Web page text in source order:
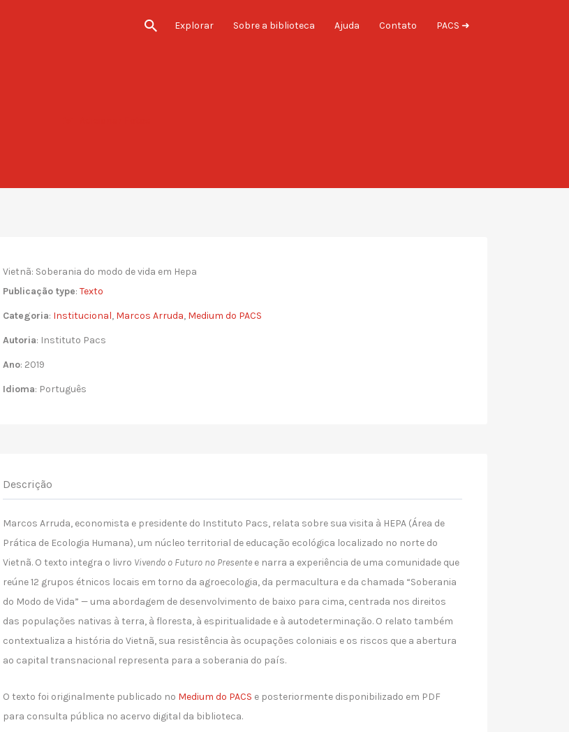
Explorar Sobre a biblioteca Ajuda Contato PACS ➜
Vietnã: Soberania do modo de vida em Hepa
Publicação type: Texto
Categoria: Institucional, Marcos Arruda, Medium do PACS
Autoria: Instituto Pacs
Ano: 2019
Idioma: Português
Descrição
Marcos Arruda, economista e presidente do Instituto Pacs, relata sobre sua visita à HEPA (Área de
Prática de Ecologia Humana), um núcleo territorial de educação ecológica localizado no norte do
Vietnã. O texto integra o livro Vivendo o Futuro no Presente e narra a experiência de uma comunidade que
reúne 12 grupos étnicos locais em torno da agroecologia, da permacultura e da chamada “Soberania
do Modo de Vida” — uma abordagem de desenvolvimento de baixo para cima, centrada nos direitos
das populações nativas à terra, à floresta, à espiritualidade e à autodeterminação. O relato também
contextualiza a história do Vietnã, sua resistência às ocupações coloniais e os riscos que a abertura
ao capital transnacional representa para a soberania do país.
O texto foi originalmente publicado no Medium do PACS e posteriormente disponibilizado em PDF
para consulta pública no acervo digital da biblioteca.